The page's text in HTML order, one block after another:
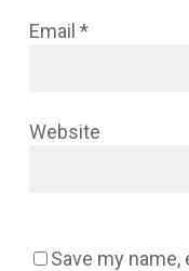
Email *
Website
Save my